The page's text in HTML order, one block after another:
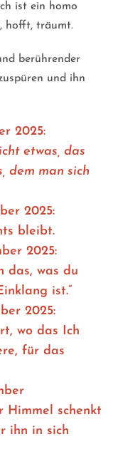
ist ein homo
hofft, träumt.
berührender
und ihn
2025:
etwas, das
dem man sich
2025:
bleibt.
2025:
das, was du
ist.“
2025:
wo das Ich
für das
Himmel schenkt
ihn in sich